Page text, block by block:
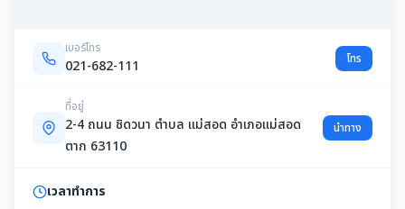
เบอร์โทร
021-682-111 โทร
ที่อยู่
2-4 ถนน ชิดวนา ตำบล แม่สอด อำเภอแม่สอด
ตาก 63110
นำทาง
เวลาทำการ